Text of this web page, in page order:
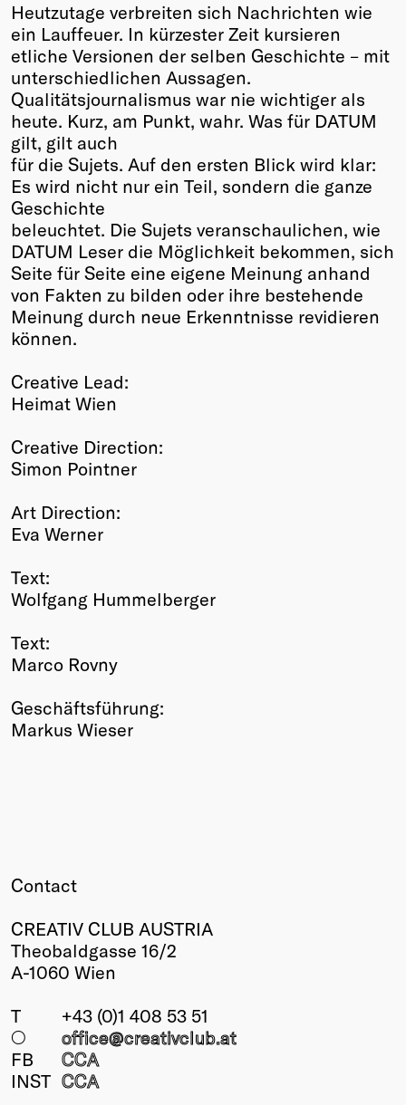
Heutzutage verbreiten sich Nachrichten wie
ein Lauffeuer. In kürzester Zeit kursieren
etliche Versionen der selben Geschichte – mit
unterschiedlichen Aussagen.
Qualitätsjournalismus war nie wichtiger als
heute. Kurz, am Punkt, wahr. Was für DATUM
gilt, gilt auch
für die Sujets. Auf den ersten Blick wird klar:
Es wird nicht nur ein Teil, sondern die ganze
Geschichte
beleuchtet. Die Sujets veranschaulichen, wie
DATUM Leser die Möglichkeit bekommen, sich
Seite für Seite eine eigene Meinung anhand
von Fakten zu bilden oder ihre bestehende
Meinung durch neue Erkenntnisse revidieren
können.
Creative Lead:
Heimat Wien
Creative Direction:
Simon Pointner
Art Direction:
Eva Werner
Text:
Wolfgang Hummelberger
Text:
Marco Rovny
Geschäftsführung:
Markus Wieser
Contact
CREATIV CLUB AUSTRIA
Theobaldgasse 16/2
A-1060 Wien
T
+43 (0)1 408 53 51
○
office@creativclub.at
FB
CCA
INST CCA